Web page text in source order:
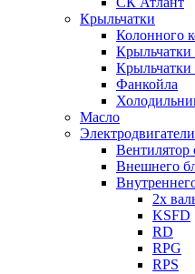
Крыльчатки
Колонного
Крыльчатки
Крыльчатки
Фанкойла
Масло
Электродвигатели
Вентилятор
Внешнего
2х
KSFD
RD
RPG
RPS